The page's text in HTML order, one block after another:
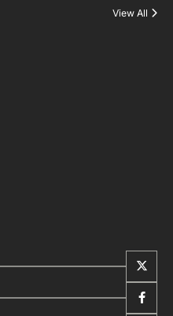
View All